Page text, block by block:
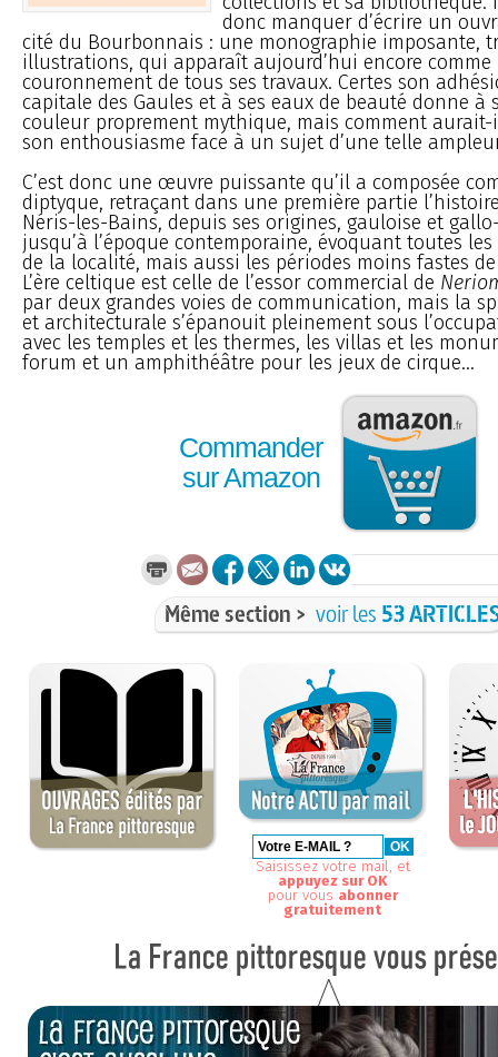
donc manquer d’écrire un
cité du Bourbonnais : une monographie imposante,
illustrations, qui apparaît aujourd’hui encore comme
couronnement de tous ses travaux. Certes son
capitale des Gaules et à ses eaux de beauté donne à
couleur proprement mythique, mais comment
son enthousiasme face à un sujet d’une telle
C’est donc une œuvre puissante qu’il a composée
diptyque, retraçant dans une première partie
Néris-les-Bains, depuis ses origines, gauloise et
jusqu’à l’époque contemporaine, évoquant toutes
de la localité, mais aussi les périodes moins fastes
L’ère celtique est celle de l’essor commercial de
par deux grandes voies de communication, mais la
et architecturale s’épanouit pleinement sous
avec les temples et les thermes, les villas et les
forum et un amphithéâtre pour les jeux de cirque...
Commander
sur Amazon
Même section > voir les 53
Saisissez votre mail, et
appuyez sur OK
pour vous abonner
gratuitement